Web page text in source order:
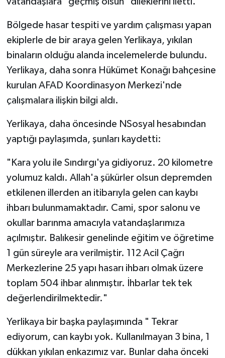
Bölgede hasar tespiti ve yardım çalışması yapan
ekiplerle de bir araya gelen Yerlikaya, yıkılan
binaların olduğu alanda incelemelerde bulundu.
Yerlikaya, daha sonra Hükümet Konağı bahçesine
kurulan AFAD Koordinasyon Merkezi'nde
çalışmalara ilişkin bilgi aldı.
Yerlikaya, daha öncesinde NSosyal hesabından
yaptığı paylaşımda, şunları kaydetti:
"Kara yolu ile Sındırgı'ya gidiyoruz. 20 kilometre
yolumuz kaldı. Allah'a şükürler olsun depremden
etkilenen illerden an itibarıyla gelen can kaybı
ihbarı bulunmamaktadır. Cami, spor salonu ve
okullar barınma amacıyla vatandaşlarımıza
açılmıştır. Balıkesir genelinde eğitim ve öğretime
1 gün süreyle ara verilmiştir. 112 Acil Çağrı
Merkezlerine 25 yapı hasarı ihbarı olmak üzere
toplam 504 ihbar alınmıştır. İhbarlar tek tek
değerlendirilmektedir."
Yerlikaya bir başka paylaşımında " Tekrar
ediyorum, can kaybı yok. Kullanılmayan 3 bina, 1
dükkan yıkılan enkazımız var. Bunlar daha önceki
TEKNOLOJİ
YAŞAM
KÜLTÜR SANAT